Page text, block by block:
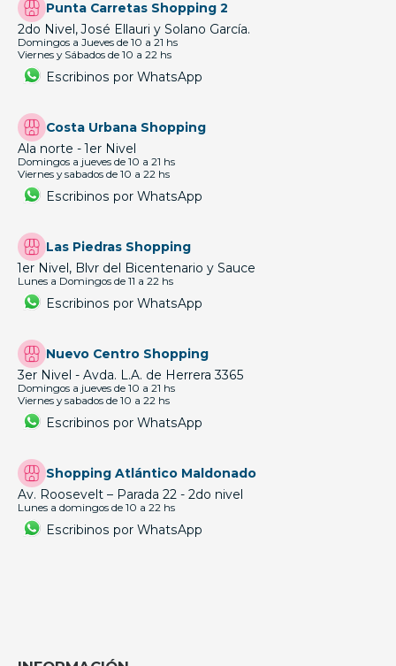
Punta Carretas Shopping 2
2do Nivel, José Ellauri y Solano García.
Domingos a Jueves de 10 a 21 hs
Viernes y Sábados de 10 a 22 hs
Escribinos por WhatsApp
Costa Urbana Shopping
Ala norte - 1er Nivel
Domingos a jueves de 10 a 21 hs
Viernes y sabados de 10 a 22 hs
Escribinos por WhatsApp
Las Piedras Shopping
1er Nivel, Blvr del Bicentenario y Sauce
Lunes a Domingos de 11 a 22 hs
Escribinos por WhatsApp
Nuevo Centro Shopping
3er Nivel - Avda. L.A. de Herrera 3365
Domingos a jueves de 10 a 21 hs
Viernes y sabados de 10 a 22 hs
Escribinos por WhatsApp
Shopping Atlántico Maldonado
Av. Roosevelt – Parada 22 - 2do nivel
Lunes a domingos de 10 a 22 hs
Escribinos por WhatsApp